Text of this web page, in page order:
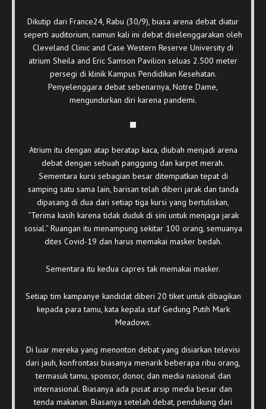
Dikutip dari France24, Rabu (30/9), biasa arena debat diatur
seperti auditorium, namun kali ini debat diselenggarakan oleh
Cleveland Clinic and Case Western Reserve University di
atrium Sheila and Eric Samson Pavilion seluas 2.500 meter
persegi di klinik Kampus Pendidikan Kesehatan.
Penyelenggara debat sebenarnya, Notre Dame,
mengundurkan diri karena pandemi.
Atrium itu dengan atap beratap kaca, diubah menjadi arena
debat dengan sebuah panggung dan karpet merah.
Sementara kursi sebagian besar ditempatkan tepat di
samping satu sama lain, barisan telah diberi jarak dan tanda
dipasang di dua dari setiap tiga kursi yang bertuliskan,
“Terima kasih karena tidak duduk di sini untuk menjaga jarak
sosial.” Ruangan itu menampung sekitar 100 orang, semuanya
dites Covid-19 dan harus memakai masker bedah.
Sementara itu kedua capres tak memakai masker.
Setiap tim kampanye kandidat diberi 20 tiket untuk dibagikan
kepada para tamu, kata kepala staf Gedung Putih Mark
Meadows.
Di luar mereka yang menonton debat yang disiarkan televisi
dari jauh, konfrontasi biasanya menarik beberapa ribu orang,
termasuk tamu, sponsor, donor, dan media nasional dan
internasional. Biasanya ada pusat arsip media besar dan
tenda makanan. Biasanya setelah debat, pendukung dari